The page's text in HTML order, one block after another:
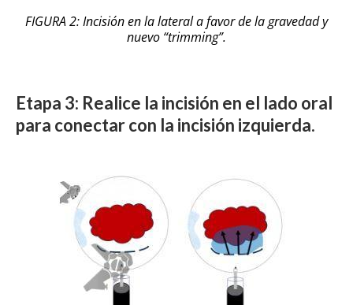
FIGURA 2: Incisión en la lateral a favor de la gravedad y
nuevo “trimming”.
Etapa 3: Realice la incisión en el lado oral
para conectar con la incisión izquierda.